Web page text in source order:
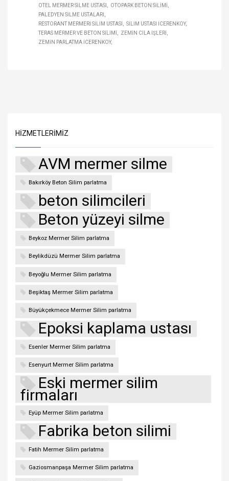
OTEL MERMER SILME USTASI
OTOPARK BETON SILIMI
PALEDYEN SILME USTALARI
RESTORANT MERMERI SILIM USTASI
SILIM USTASI ICERENKOY
TERAS MERMER VE BETON SILIMI
ZEMIN CILA IŞLERI
ZEMIN PARLATMA ICERENKOY
HIZMETLERIMIZ
AVM mermer silme
Bakırköy Beton Silim parlatma
beton silimcileri
Beton yüzeyi silme
Beykoz Mermer Silim parlatma
Beylikdüzü Mermer Silim parlatma
Beyoğlu Mermer Silim parlatma
Beşiktaş Mermer Silim parlatma
Büyükçekmece Mermer Silim parlatma
Epoksi kaplama ustası
Esenler Mermer Silim parlatma
Esenyurt Mermer Silim parlatma
Eski mermer silim
firmaları
Eyüp Mermer Silim parlatma
Fabrika beton silimi
Fatih Mermer Silim parlatma
Gaziosmanpaşa Mermer Silim parlatma